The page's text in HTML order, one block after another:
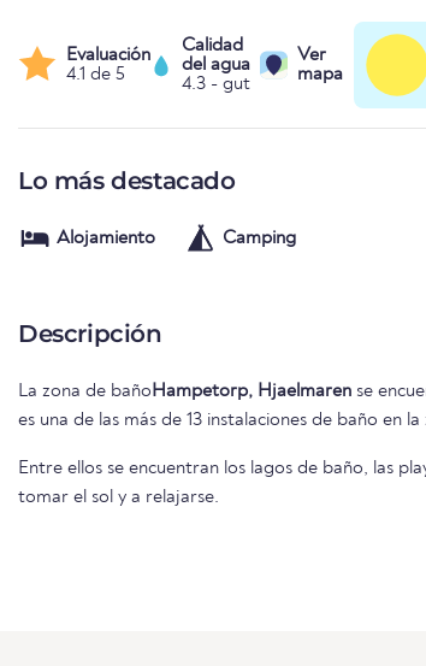
Evaluación
4.1 de 5
Calidad
del agua
4.3 - gut
Ver
mapa
Lo más destacado
Alojamiento Camping
Descripción
La zona de baño Hampetorp, Hjaelmaren se
es una de las más de 13 instalaciones de baño en
Entre ellos se encuentran los lagos de baño, las
tomar el sol y a relajarse.